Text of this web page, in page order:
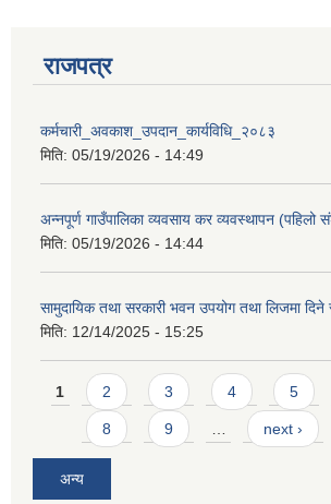
राजपत्र
कर्मचारी_अवकाश_उपदान_कार्यविधि_२०८३
मिति: 05/19/2026 - 14:49
अन्नपूर्ण गाउँपालिका व्यवसाय कर व्यवस्थापन (पहिलो
मिति: 05/19/2026 - 14:44
सामुदायिक तथा सरकारी भवन उपयोग तथा लिजमा दिने
मिति: 12/14/2025 - 15:25
Pages
1 2 3 4 5
8 9 next ›
अन्य